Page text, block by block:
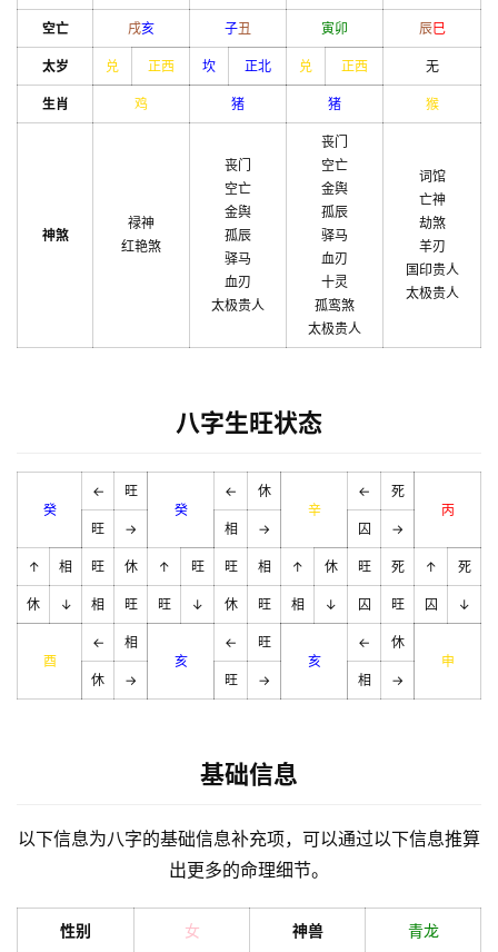
空亡 戌亥 子丑 寅卯 辰巳
太岁 兑 正西 坎 正北 兑 正西 无
生肖 鸡 猪 猪 猴
神煞
禄神
红艳煞
丧门
空亡
金舆
孤辰
驿马
血刃
太极贵人
丧门
空亡
金舆
孤辰
驿马
血刃
十灵
孤鸾煞
太极贵人
词馆
亡神
劫煞
羊刃
国印贵人
太极贵人
八字生旺状态
癸
←
旺
癸
←
休
辛
←
死
丙
旺
→ 相 → 囚 →
↑ 相 旺 休 ↑ 旺 旺 相 ↑ 休 旺 死 ↑ 死
休 ↓ 相 旺 旺 ↓ 休 旺 相 ↓ 囚 旺 囚 ↓
酉
←
相
亥
←
旺
亥
←
休
申
休
→ 旺 → 相 →
基础信息
以下信息为八字的基础信息补充项，可以通过以下信息推算
出更多的命理细节。
性别 女 神兽 青龙